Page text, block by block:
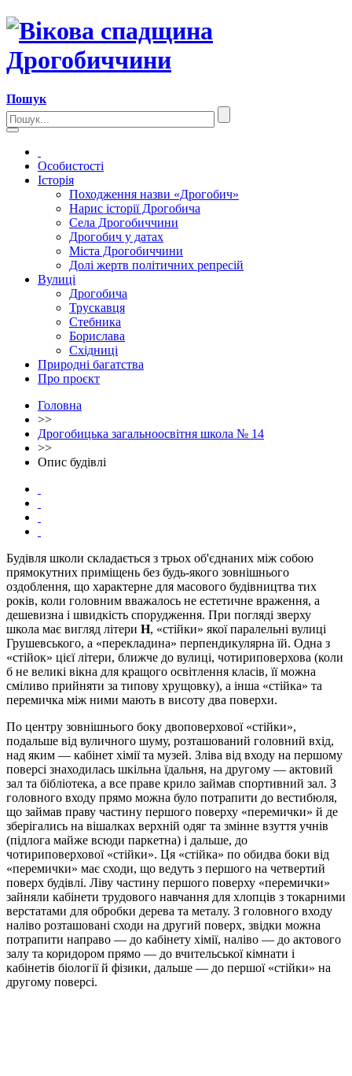
Пошук
Особистості
Історія
Походження назви «Дрогобич»
Нарис історії Дрогобича
Села Дрогобиччини
Дрогобич у датах
Міста Дрогобиччини
Долі жертв політичних репресій
Вулиці
Дрогобича
Трускавця
Стебника
Борислава
Східниці
Природні багатства
Про проєкт
Головна
>>
Дрогобицька загальноосвітня школа № 14
>>
Опис будівлі
Будівля школи складається з трьох об'єднаних між собою
прямокутних приміщень без будь-якого зовнішнього
оздоблення, що характерне для масового будівництва тих
років, коли головним вважалось не естетичне враження, а
дешевизна і швидкість спорудження. При погляді зверху
школа має вигляд літери Н, «стійки» якої паралельні вулиці
Грушевського, а «перекладина» перпендикулярна їй. Одна з
«стійок» цієї літери, ближче до вулиці, чотириповерхова (коли
б не великі вікна для кращого освітлення класів, її можна
сміливо прийняти за типову хрущовку), а інша «стійка» та
перемичка між ними мають в висоту два поверхи.
По центру зовнішнього боку двоповерхової «стійки»,
подальше від вуличного шуму, розташований головний вхід,
над яким — кабінет хімії та музей. Зліва від входу на першому
поверсі знаходилась шкільна їдальня, на другому — актовий
зал та бібліотека, а все праве крило займав спортивний зал. З
головного входу прямо можна було потрапити до вестибюля,
що займав праву частину першого поверху «перемички» й де
зберігались на вішалках верхній одяг та змінне взуття учнів
(підлога майже всюди паркетна) і дальше, до
чотириповерхової «стійки». Ця «стійка» по обидва боки від
«перемички» має сходи, що ведуть з першого на четвертий
поверх будівлі. Ліву частину першого поверху «перемички»
зайняли кабінети трудового навчання для хлопців з токарними
верстатами для обробки дерева та металу. З головного входу
наліво розташовані сходи на другий поверх, звідки можна
потрапити направо — до кабінету хімії, наліво — до актового
залу та коридором прямо — до вчительської кімнати і
кабінетів біології й фізики, дальше — до першої «стійки» на
другому поверсі.